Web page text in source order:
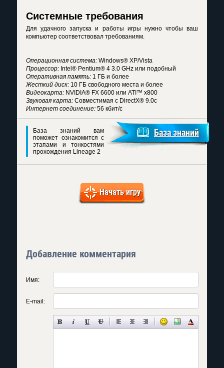
Системные требования
Для удачного запуска и работы игры нужно чтобы ваш
компьютер соответствовал требованиям.
Операционная система: Windows® XP/Vista
Процессор: Intel® Pentium® 4 3.0 GHz или подобный
Оперативная память: 1 ГБ и более
Жесткий диск: 10 ГБ свободного места и более
Видеокарта: NVIDIA® FX 6600 или ATI™ x800
Звуковая карта: Совместимая с DirectX® 9.0c
Интернет соединение: 56 кбит/с
База знаний вам
поможет ознакомится с
этапами и тонкостями
прохождения Lineage 2
База знаний
Начать игру
Добавление комментария
Имя:
E-mail: